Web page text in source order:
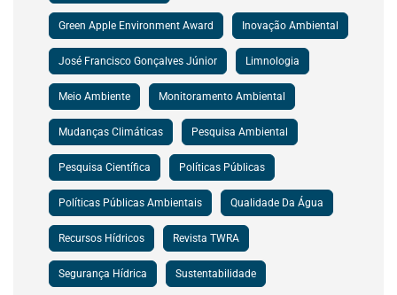
Green Apple Environment Award Inovação Ambiental
José Francisco Gonçalves Júnior Limnologia
Meio Ambiente Monitoramento Ambiental
Mudanças Climáticas Pesquisa Ambiental
Pesquisa Científica Políticas Públicas
Políticas Públicas Ambientais Qualidade Da Água
Recursos Hídricos Revista TWRA
Segurança Hídrica Sustentabilidade